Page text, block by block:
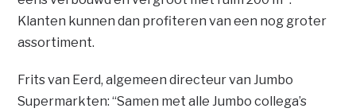
Klanten kunnen dan profiteren van een nog groter
assortiment.
Frits van Eerd, algemeen directeur van Jumbo
Supermarkten: “Samen met alle Jumbo collega’s